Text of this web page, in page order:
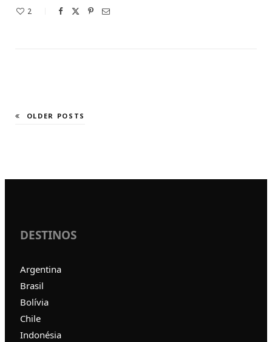
2
OLDER POSTS
DESTINOS
Argentina
Brasil
Bolívia
Chile
Indonésia